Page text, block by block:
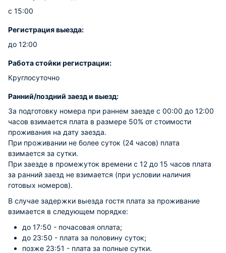
с 15:00
Регистрация выезда:
до 12:00
Работа стойки регистрации:
Круглосуточно
Ранний/поздний заезд и выезд:
За подготовку номера при раннем заезде с 00:00 до 12:00
часов взимается плата в размере 50% от стоимости
проживания на дату заезда.
При проживании не более суток (24 часов) плата
взимается за сутки.
При заезде в промежуток времени с 12 до 15 часов плата
за ранний заезд не взимается (при условии наличия
готовых номеров).
В случае задержки выезда гостя плата за проживание
взимается в следующем порядке:
до 17:50 - почасовая оплата;
до 23:50 - плата за половину суток;
позже 23:51 - плата за полные сутки.